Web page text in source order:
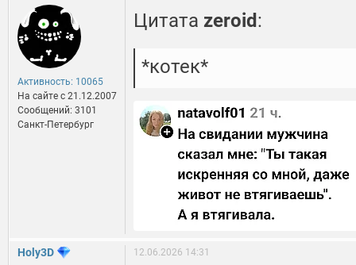
Активность: 10065
На сайте c 21.12.2007
Сообщений: 3101
Санкт-Петербург
Цитата zeroid :
*котек*
Holy3D 12.06.2026 14:31